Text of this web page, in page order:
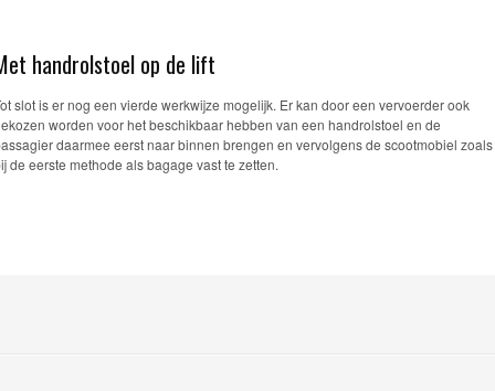
handrolstoel op de lift
slot is er nog een vierde werkwijze mogelijk. Er kan door een vervoerder ook
worden voor het beschikbaar hebben van een handrolstoel en de
daarmee eerst naar binnen brengen en vervolgens de scootmobiel zoals
de eerste methode als bagage vast te zetten.